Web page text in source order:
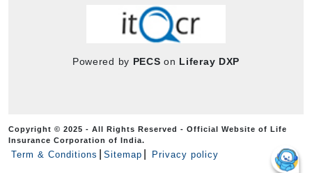
Powered by PECS on Liferay DXP
Copyright © 2025 - All Rights Reserved - Official Website of Life
Insurance Corporation of India.
Term & Conditions Sitemap Privacy policy